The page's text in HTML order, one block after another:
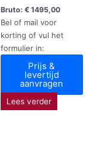
Bruto: €1495,00
Bel of mail voor
korting of vul het
formulier in:
Prijs &
levertijd
aanvragen
Lees verder